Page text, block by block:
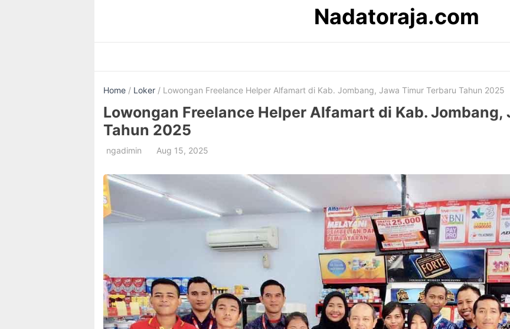
Nadatoraja.com
Home / Loker / Lowongan Freelance Helper Alfamart di Kab. Jombang, Jawa Timur Terbaru Tahun 2025
Lowongan Freelance Helper Alfamart di Kab. Jombang,
Tahun 2025
ngadimin Aug 15, 2025